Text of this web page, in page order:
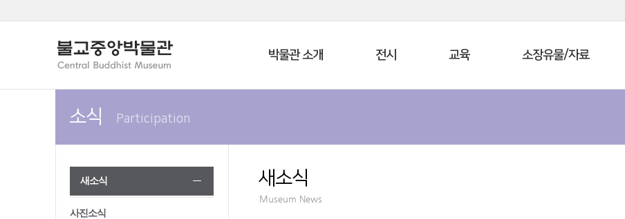
박물관 소개 전시 교육 소장유물/자료
소식 Participation
새소식
사진소식
새소식
Museum News